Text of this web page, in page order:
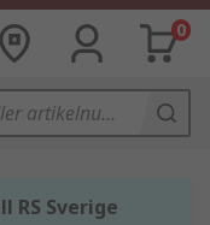
0
RS Sverige